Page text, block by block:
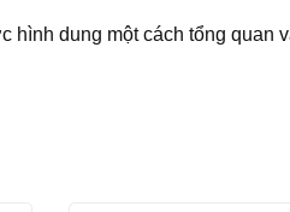
dung một cách tổng quan